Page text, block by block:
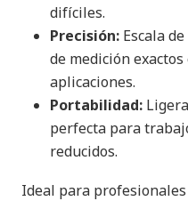
difíciles.
Precisión: Escala
de medición
aplicaciones.
Portabilidad:
perfecta para
reducidos.
Ideal para